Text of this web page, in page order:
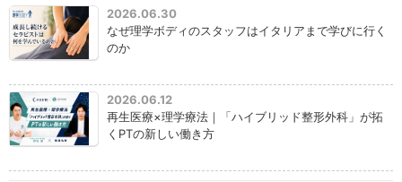
2026.06.30
なぜ理学ボディのスタッフはイタリアまで学びに行く
のか
2026.06.12
再生医療×理学療法｜「ハイブリッド整形外科」が拓
くPTの新しい働き方